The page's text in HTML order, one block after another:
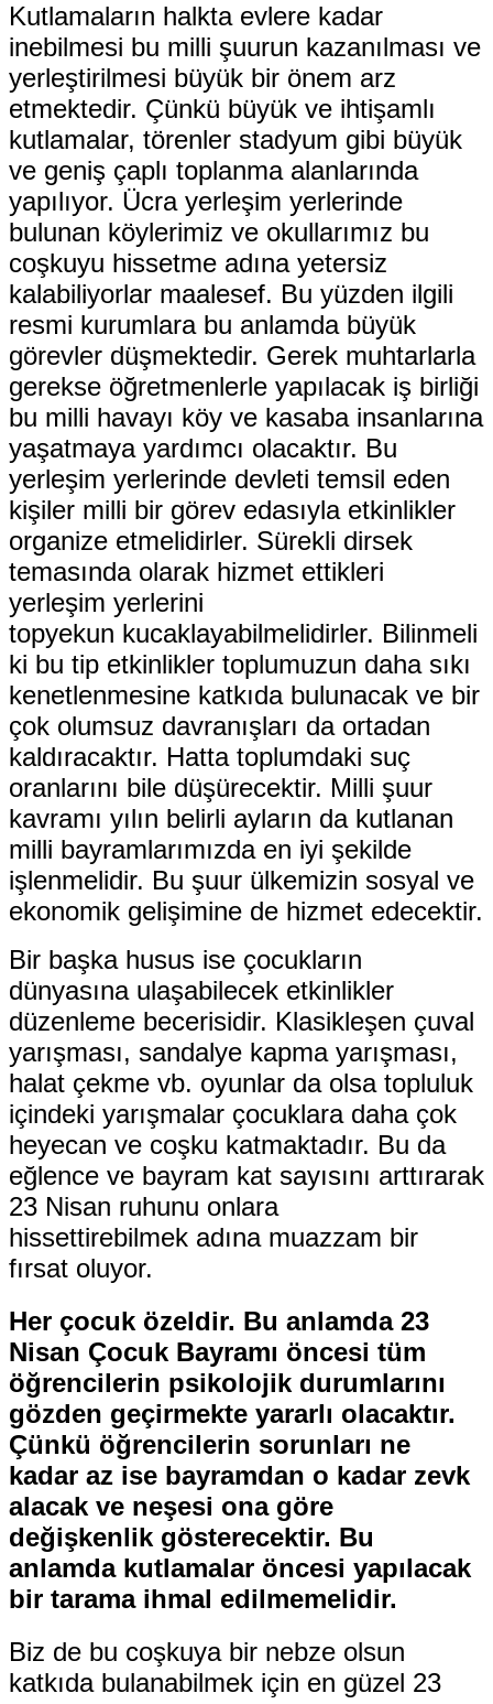
Kutlamaların halkta evlere kadar
inebilmesi bu milli şuurun kazanılması ve
yerleştirilmesi büyük bir önem arz
etmektedir. Çünkü büyük ve ihtişamlı
kutlamalar, törenler stadyum gibi büyük
ve geniş çaplı toplanma alanlarında
yapılıyor. Ücra yerleşim yerlerinde
bulunan köylerimiz ve okullarımız bu
coşkuyu hissetme adına yetersiz
kalabiliyorlar maalesef. Bu yüzden ilgili
resmi kurumlara bu anlamda büyük
görevler düşmektedir. Gerek muhtarlarla
gerekse öğretmenlerle yapılacak iş birliği
bu milli havayı köy ve kasaba insanlarına
yaşatmaya yardımcı olacaktır. Bu
yerleşim yerlerinde devleti temsil eden
kişiler milli bir görev edasıyla etkinlikler
organize etmelidirler. Sürekli dirsek
temasında olarak hizmet ettikleri
yerleşim yerlerini
topyekun kucaklayabilmelidirler. Bilinmeli
ki bu tip etkinlikler toplumuzun daha sıkı
kenetlenmesine katkıda bulunacak ve bir
çok olumsuz davranışları da ortadan
kaldıracaktır. Hatta toplumdaki suç
oranlarını bile düşürecektir. Milli şuur
kavramı yılın belirli ayların da kutlanan
milli bayramlarımızda en iyi şekilde
işlenmelidir. Bu şuur ülkemizin sosyal ve
ekonomik gelişimine de hizmet edecektir.
Bir başka husus ise çocukların
dünyasına ulaşabilecek etkinlikler
düzenleme becerisidir. Klasikleşen çuval
yarışması, sandalye kapma yarışması,
halat çekme vb. oyunlar da olsa topluluk
içindeki yarışmalar çocuklara daha çok
heyecan ve coşku katmaktadır. Bu da
eğlence ve bayram kat sayısını arttırarak
23 Nisan ruhunu onlara
hissettirebilmek adına muazzam bir
fırsat oluyor.
Her çocuk özeldir. Bu anlamda 23
Nisan Çocuk Bayramı öncesi tüm
öğrencilerin psikolojik durumlarını
gözden geçirmekte yararlı olacaktır.
Çünkü öğrencilerin sorunları ne
kadar az ise bayramdan o kadar zevk
alacak ve neşesi ona göre
değişkenlik gösterecektir. Bu
anlamda kutlamalar öncesi yapılacak
bir tarama ihmal edilmemelidir.
Biz de bu coşkuya bir nebze olsun
katkıda bulanabilmek için en güzel 23